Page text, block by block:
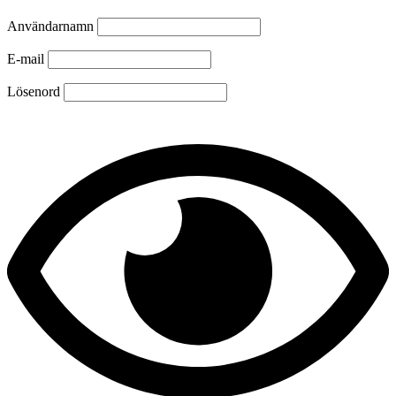
Användarnamn
E-mail
Lösenord